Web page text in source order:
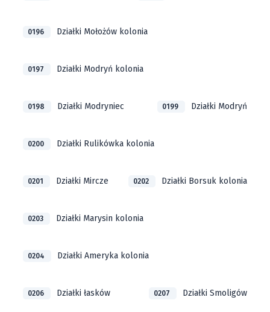
0196 Działki Mołożów kolonia
0197 Działki Modryń kolonia
0198 Działki Modryniec 0199 Działki Modryń
0200 Działki Rulikówka kolonia
0201 Działki Mircze 0202 Działki Borsuk kolonia
0203 Działki Marysin kolonia
0204 Działki Ameryka kolonia
0206 Działki łasków 0207 Działki Smoligów